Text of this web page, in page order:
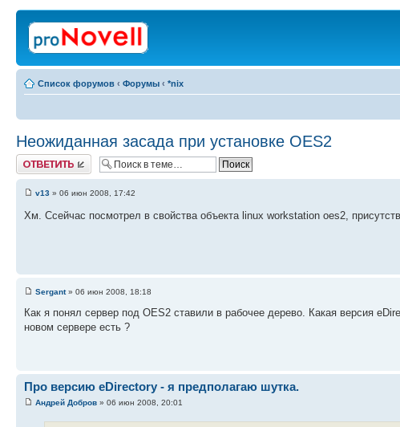
Список форумов ‹ Форумы ‹ *nix
Неожиданная засада при установке OES2
Ответить
v13 » 06 июн 2008, 17:42
Хм. Cсейчас посмотрел в свойства объекта linux workstation oes2,
Sergant» 06 июн 2008, 18:18
Как я понял сервер под OES2 ставили в рабочее дерево. Какая версия
новом сервере есть ?
Про версию eDirectory - я предполагаю шутка.
Андрей Добров » 06 июн 2008, 20:01